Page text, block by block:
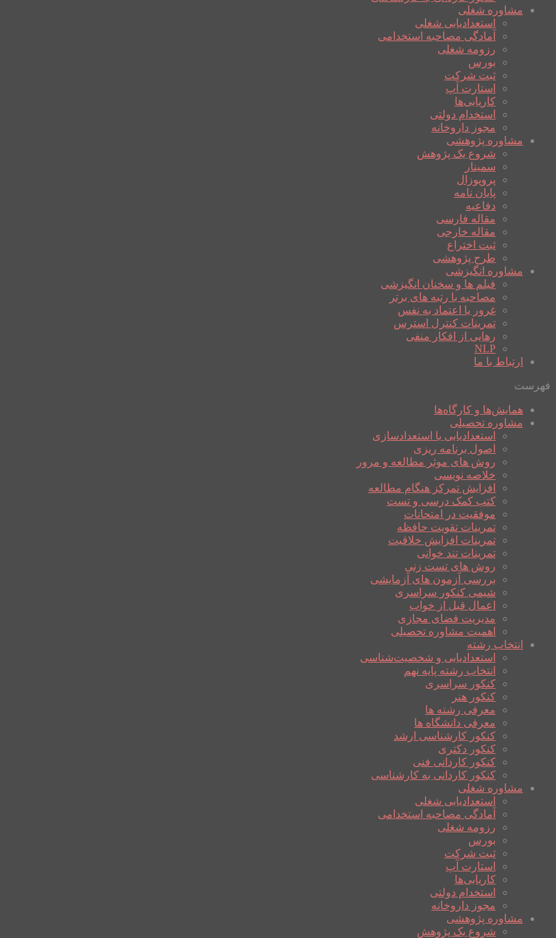
مشاوره شغلی
استعدادیابی شغلی
آمادگی مصاحبه استخدامی
رزومه شغلی
بورس
ثبت شرکت
استارت آپ
کاریابی‌ها
استخدام دولتی
مجوز داروخانه
مشاوره پژوهشی
شروع یک پژوهش
سمینار
پروپوزال
پایان نامه
دفاعیه
مقاله فارسی
مقاله خارجی
ثبت اختراع
طرح پژوهشی
مشاوره انگیزشی
فیلم ها و سخنان انگیزشی
مصاحبه با رتبه های برتر
غرور یا اعتماد به نفس
تمرینات کنترل استرس
رهایی از افکار منفی
NLP
ارتباط با ما
فهرست
همایش‌ها و کارگاه‌ها
مشاوره تحصیلی
استعدادیابی یا استعدادسازی
اصول برنامه ریزی
روش های موثر مطالعه و مرور
خلاصه نویسی
افزایش تمرکز هنگام مطالعه
کتب کمک درسی و تست
موفقیت در امتحانات
تمرینات تقویت حافظه
تمرینات افزایش خلاقیت
تمرینات تند خوانی
روش های تست زنی
بررسی آزمون های آزمایشی
شیمی کنکور سراسری
اعمال قبل از خواب
مدیریت فضای مجازی
اهمیت مشاوره تحصیلی
انتخاب رشته
استعدادیابی و شخصیت‌شناسی
انتخاب رشته پایه نهم
کنکور سراسری
کنکور هنر
معرفی رشته ها
معرفی دانشگاه ها
کنکور کارشناسی ارشد
کنکور دکتری
کنکور کاردانی فنی
کنکور کاردانی به کارشناسی
مشاوره شغلی
استعدادیابی شغلی
آمادگی مصاحبه استخدامی
رزومه شغلی
بورس
ثبت شرکت
استارت آپ
کاریابی‌ها
استخدام دولتی
مجوز داروخانه
مشاوره پژوهشی
شروع یک پژوهش